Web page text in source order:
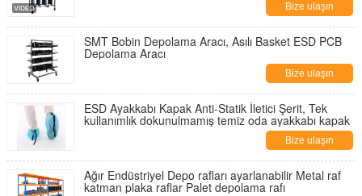
Bize ulaşın
SMT Bobin Depolama Aracı, Asılı Basket ESD PCB
Depolama Aracı
Bize ulaşın
ESD Ayakkabı Kapak Anti-Statik İletici Şerit, Tek
kullanımlık dokunulmamış temiz oda ayakkabı kapak
Bize ulaşın
Ağır Endüstriyel Depo rafları ayarlanabilir Metal raf
katman plaka raflar Palet depolama rafı